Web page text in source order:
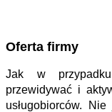
Oferta firmy
Jak w
przewidywać i
usługobiorców.